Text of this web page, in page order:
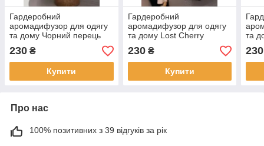
Гардеробний
аромадифузор для одягу
та дому Чорний перець
230 ₴
Купити
Гардеробний
аромадифузор для одягу
та дому Lost Cherry
230₴
Купити
та
230
Про нас
100% позитивних з 39 відгуків за рік